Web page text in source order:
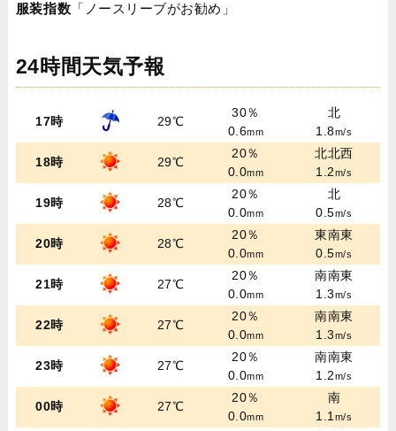
服装指数 「ノースリーブがお勧め」
24時間天気予報
17時 29℃
30％
0.6mm
北
1.8m/s
18時 29℃
20％
0.0mm
北北西
1.2m/s
19時 28℃
20％
0.0mm
北
0.5m/s
20時 28℃
20％
0.0mm
東南東
0.5m/s
21時 27℃
20％
0.0mm
南南東
1.3m/s
22時 27℃
20％
0.0mm
南南東
1.3m/s
23時 27℃
20％
0.0mm
南南東
1.2m/s
00時 27℃
20％
0.0mm
南
1.1m/s